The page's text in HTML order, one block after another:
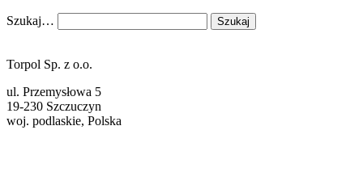
Szukaj…
Torpol Sp. z o.o.
ul. Przemysłowa 5
19-230 Szczuczyn
woj. podlaskie, Polska